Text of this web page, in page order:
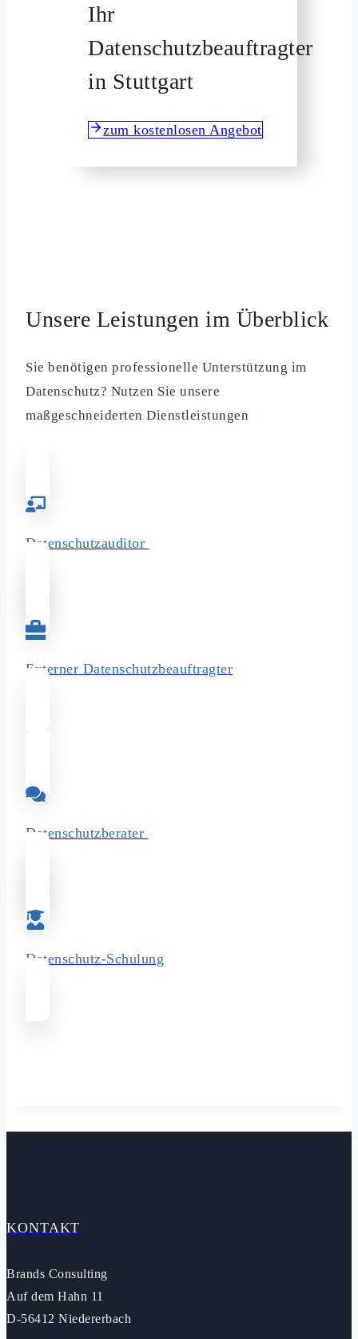
Ihr
Datenschutzbeauftragter
in Stuttgart
zum kostenlosen Angebot
Unsere Leistungen im Überblick
Sie benötigen professionelle Unterstützung im
Datenschutz? Nutzen Sie unsere
maßgeschneiderten Dienstleistungen
Datenschutzauditor
Externer Datenschutzbeauftragter
Datenschutzberater
Datenschutz-­Schulung
KONTAKT
Brands Consulting
Auf dem Hahn 11
D-56412 Niedererbach